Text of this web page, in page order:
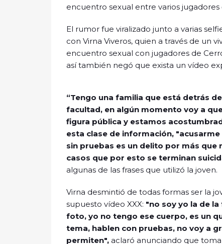
encuentro sexual entre varios
El rumor fue viralizado junto a varias
con Virna Viveros, quien a través de un
encuentro sexual con jugadores de
así también negó que exista un vídeo
“Tengo una familia que está detrás
facultad, en algún momento voy a
figura pública y estamos
esta clase de información,
sin pruebas es un delito por más que
casos que por esto se terminan
algunas de las frases que utilizó la joven.
Virna desmintió de todas formas ser la
supuesto vídeo XXX: "no soy yo la de
foto, yo no tengo ese cuerpo, es un
tema, hablen con pruebas, no voy a
permiten", aclaró anunciando que